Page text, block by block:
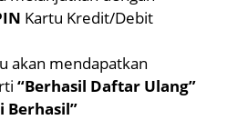
Kartu Kredit/Debit
akan mendapatkan
“Berhasil Daftar Ulang”
Berhasil”